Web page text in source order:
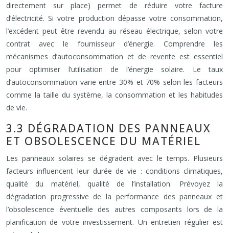
directement sur place) permet de réduire votre facture
d’électricité. Si votre production dépasse votre consommation,
l’excédent peut être revendu au réseau électrique, selon votre
contrat avec le fournisseur d’énergie. Comprendre les
mécanismes d’autoconsommation et de revente est essentiel
pour optimiser l’utilisation de l’énergie solaire. Le taux
d’autoconsommation varie entre 30% et 70% selon les facteurs
comme la taille du système, la consommation et les habitudes
de vie.
3.3 DÉGRADATION DES PANNEAUX
ET OBSOLESCENCE DU MATÉRIEL
Les panneaux solaires se dégradent avec le temps. Plusieurs
facteurs influencent leur durée de vie : conditions climatiques,
qualité du matériel, qualité de l’installation. Prévoyez la
dégradation progressive de la performance des panneaux et
l’obsolescence éventuelle des autres composants lors de la
planification de votre investissement. Un entretien régulier est